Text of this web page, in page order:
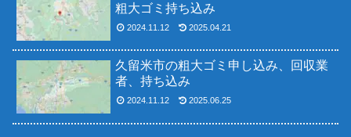
粗大ゴミ持ち込み
2024.11.12 2025.04.21
久留米市の粗大ゴミ申し込み、回収業
者、持ち込み
2024.11.12 2025.06.25